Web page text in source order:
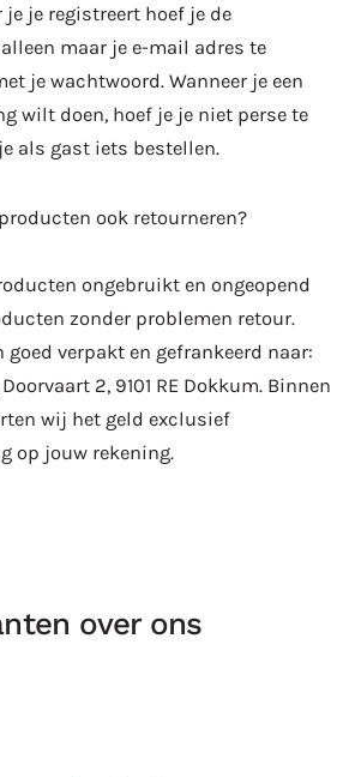
je je registreert hoef je de
maar je e-mail adres te
je wachtwoord. Wanneer je een
wilt doen, hoef je je niet perse te
als gast iets bestellen.
ook retourneren?
ongebruikt en ongeopend
zonder problemen retour.
verpakt en gefrankeerd naar:
2, 9101 RE Dokkum. Binnen
wij het geld exclusief
op jouw rekening.
over ons